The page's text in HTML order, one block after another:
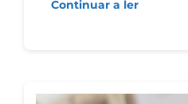
Continuar a ler